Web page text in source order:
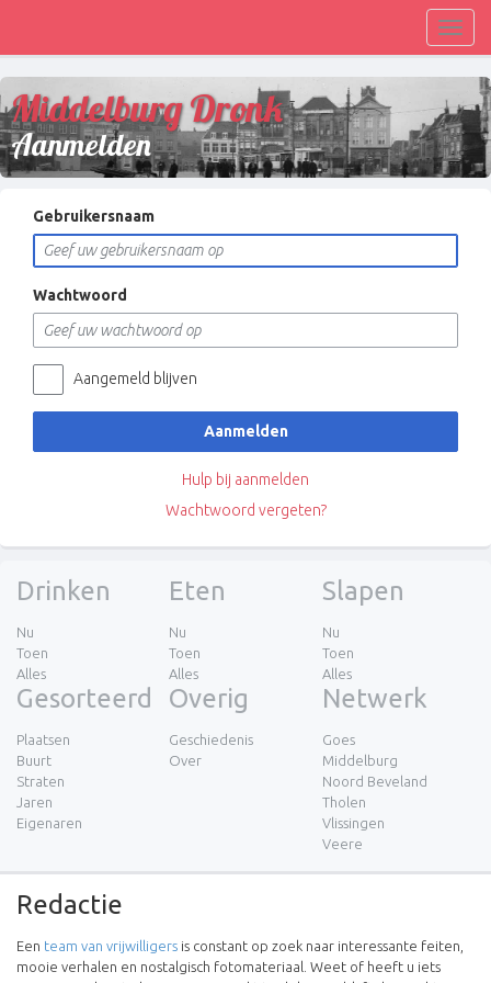
Middelburg Dronk
Aanmelden
Gebruikersnaam
Wachtwoord
Aangemeld blijven
Aanmelden
Hulp bij aanmelden
Wachtwoord vergeten?
Drinken
Nu
Toen
Alles
Eten
Nu
Toen
Alles
Slapen
Nu
Toen
Alles
Gesorteerd
Plaatsen
Buurt
Straten
Jaren
Eigenaren
Overig
Geschiedenis
Over
Netwerk
Goes
Middelburg
Noord Beveland
Tholen
Vlissingen
Veere
Redactie
Een team van vrijwilligers is constant op zoek naar interessante feiten,
mooie verhalen en nostalgisch fotomateriaal. Weet of heeft u iets